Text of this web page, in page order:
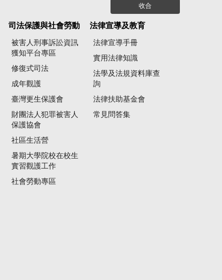
收合
司法保護與社會勞動
被害人刑事訴訟資訊
獲知平台專區
修復式司法
成年觀護
臺灣更生保護會
財團法人犯罪被害人
保護協會
社區生活營
暑期大學院校在校生
實習觀護工作
社會勞動專區
法律宣導及教育
法律宣導手冊
實用法律知識
法學及法規資料庫查
詢
法律扶助基金會
常見問答集